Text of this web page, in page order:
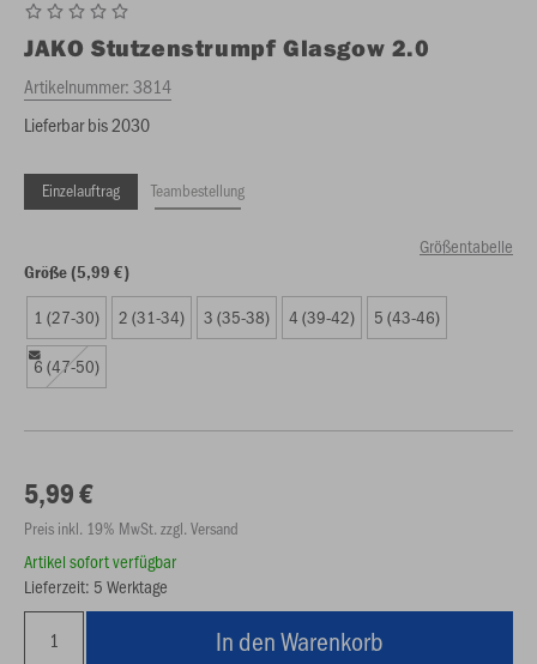
JAKO Stutzenstrumpf Glasgow 2.0
Artikelnummer:3814
Lieferbar bis 2030
Einzelauftrag Teambestellung
Größentabelle
Größe (5,99 €)
1 (27-30) 2 (31-34) 3 (35-38) 4 (39-42) 5 (43-46)
6 (47-50)
5,99 €
Preis inkl. 19% MwSt. zzgl. Versand
Artikel sofort verfügbar
Lieferzeit: 5 Werktage
In den Warenkorb